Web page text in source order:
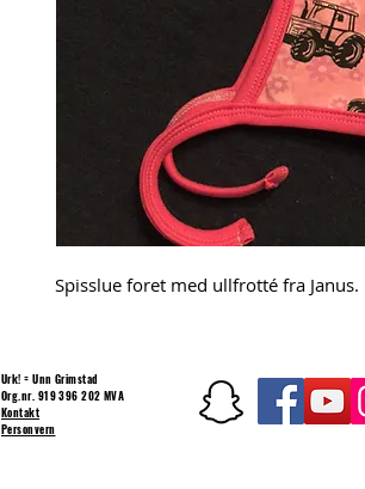
Spisslue foret med ullfrotté fra Janus.
Urk! = Unn Grimstad
Org.nr. 919 396 202 MVA
Kontakt
Personvern